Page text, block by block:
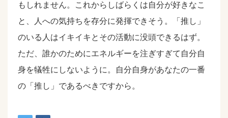
もしれません。これからしばらくは自分が好きなこ
と、人への気持ちを存分に発揮できそう。「推し」
のいる人はイキイキとその活動に没頭できるはず。
ただ、誰かのためにエネルギーを注ぎすぎて自分自
身を犠牲にしないように。自分自身があなたの一番
の「推し」であるべきですから。